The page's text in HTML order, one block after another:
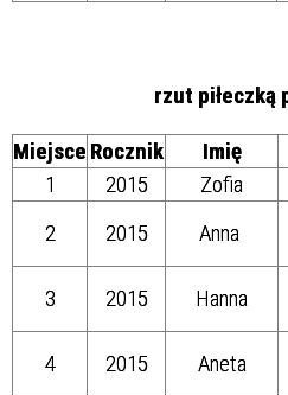
rzut piłeczką
Miejsce Rocznik Imię
1
2015 Zofia
2
2015 Anna
3
2015 Hanna
4
2015 Aneta